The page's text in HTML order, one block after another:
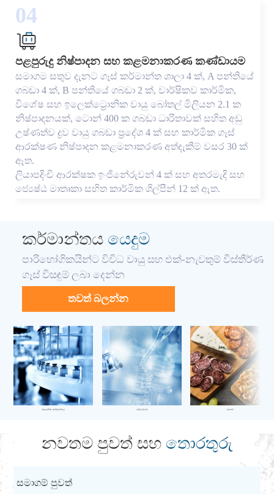
04
පළපුරුදු නිෂ්පාදන සහ කළමනාකරණ කණ්ඩායම
සමාගම සතුව දැනට ගෑස් කර්මාන්ත ශාලා 4 ක්, A පන්තියේ
ගබඩා 4 ක්, B පන්තියේ ගබඩා 2 ක්, වාර්ෂිකව කාර්මික,
විශේෂ සහ ඉලෙක්ට්‍රොනික වායු බෝතල් මිලියන 2.1 ක
නිෂ්පාදනයක්, ටොන් 400 ක ගබඩා ධාරිතාවක් සහිත අඩු
උෂ්ණත්ව ද්‍රව වායු ගබඩා ප්‍රදේශ 4 ක් සහ කාර්මික ගෑස්
ආරක්ෂණ නිෂ්පාදන කළමනාකරණ අත්දැකීම් වසර 30 ක්
ඇත.
ලියාපදිංචි ආරක්ෂක ඉංජිනේරුවන් 4 ක් සහ අතරමැදි සහ
ජ්‍යෙෂ්ඨ මාතෘකා සහිත කාර්මික ශිල්පීන් 12 ක් ඇත.
කර්මාන්තය යෙදුම
පාරිභෝගිකයින්ට විවිධ වායු සහ එක්-නැවතුම් විස්තීර්ණ
ගෑස් විසඳුම් ලබා දෙන්න
තවත් බලන්න
රසායනික කර්මාන්තය පර්යේෂණ ආහාර
නවතම පුවත් සහ තොරතුරු
සමාගම් පුවත්